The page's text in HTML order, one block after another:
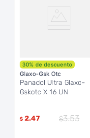
30% de descuento
Glaxo-Gsk Otc
Panadol Ultra Glaxo-
Gskotc X 16 UN
$ 2.47 3.53